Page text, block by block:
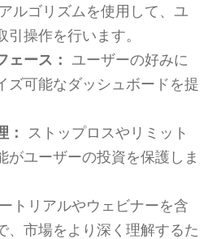
ルゴリズムを使用して、ユ
操作を行います。
ェース：
ユーザーの好みに
ズ可能なダッシュボードを提
：
ストップロスやリミット
がユーザーの投資を保護しま
トリアルやウェビナーを含
、市場をより深く理解するた